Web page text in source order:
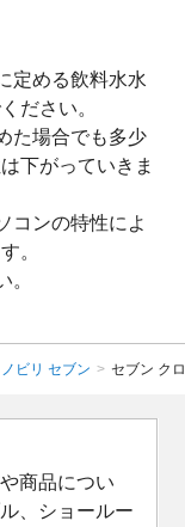
定める飲料水水
ださい。
た場合でも多少
下がっていきま
コンの特性によ
。
。
ノビリ セブン > セブン ク
商品につい
、ショールー